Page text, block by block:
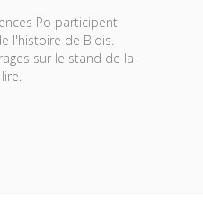
Po participent
l'histoire de Blois.
sur le stand de la